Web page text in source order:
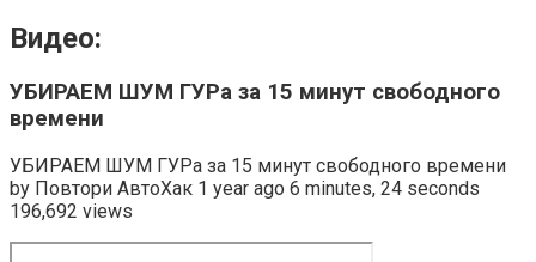
Видео:
УБИРАЕМ ШУМ ГУРа за 15 минут свободного
времени
УБИРАЕМ ШУМ ГУРа за 15 минут свободного времени
by Повтори АвтоХак 1 year ago 6 minutes, 24 seconds
196,692 views